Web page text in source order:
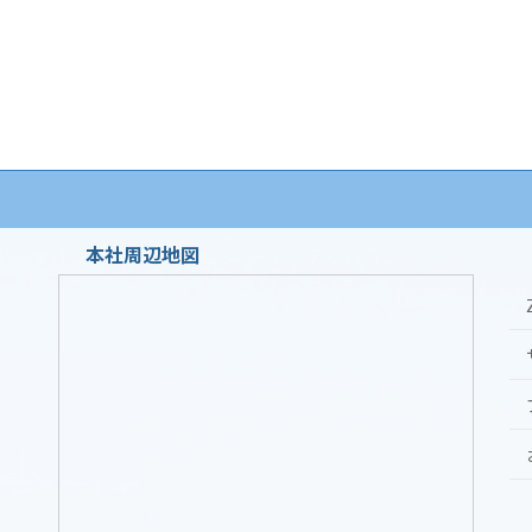
本社周辺地図